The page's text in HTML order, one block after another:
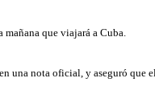
que viajará a Cuba.
una nota oficial, y aseguró que